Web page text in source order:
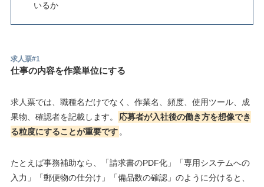
いるか
求人票#1
仕事の内容を作業単位にする
求人票では、職種名だけでなく、作業名、頻度、使用ツール、成
果物、確認者を記載します。
応募者が入社後の働き方を想像でき
る粒度にすることが重要です 。
たとえば事務補助なら、「請求書のPDF化」「専用システムへの
入力」「郵便物の仕分け」「備品数の確認」のように分けると、